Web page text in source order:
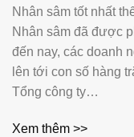
Nhân sâm tốt nhất
Nhân sâm đã được
đến nay, các doanh
lên tới con số hàng
Tổng công ty…
Xem thêm >>